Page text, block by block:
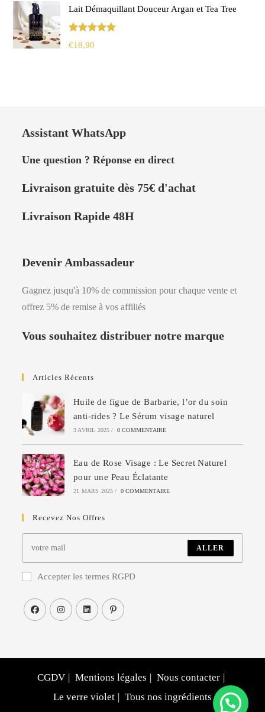
initial
était :
actuel
Lait Démaquillant Douceur Argan et Tea Tree
Note 5.00
€18,90
Assistant WhatsApp
Une question ? Réponse en direct
Livraisongratuite dès 75€ d'achat
Livraison Rapide 48H
Devenir Ambassadeur
Gagnez jusqu'à 10% de commission pour chaque vente et
offrez 5% de remise à vos affiliés
Vous souhaitez distribuer notre marque
Articles Récents
Huile de figue de Barbarie, l’or du soin
anti-rides ? Le Sérum visage naturel
3 AVRIL 2025 / 0 COMMENTAIRE
Eau de Rose Visage : Le Secret Naturel
pour une Peau Éclatante
21 MARS 2025 / 0 COMMENTAIRE
Recevez Nos Offres
ALLER
Accepter les termes RGPD
CGDV Mentions légales
Nous contacter
Le verre violet
Tous nos ingrédients